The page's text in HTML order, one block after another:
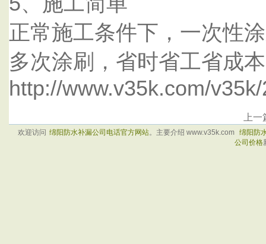
正常施工条件下，一次性
多次涂刷，省时省工省成
http://www.v35k.com/
上
欢迎访问 绵阳防水补漏公司电话官方网站。主要介绍 www.v35k.com 绵阳防
公司价格